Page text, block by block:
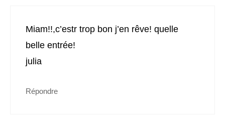
Miam!!,c’estr trop bon j’en rêve! quelle
belle entrée!
julia
Répondre